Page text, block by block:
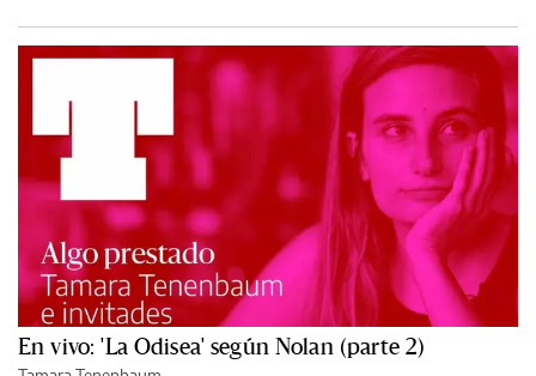
En vivo: 'La Odisea' según Nolan (parte 2)